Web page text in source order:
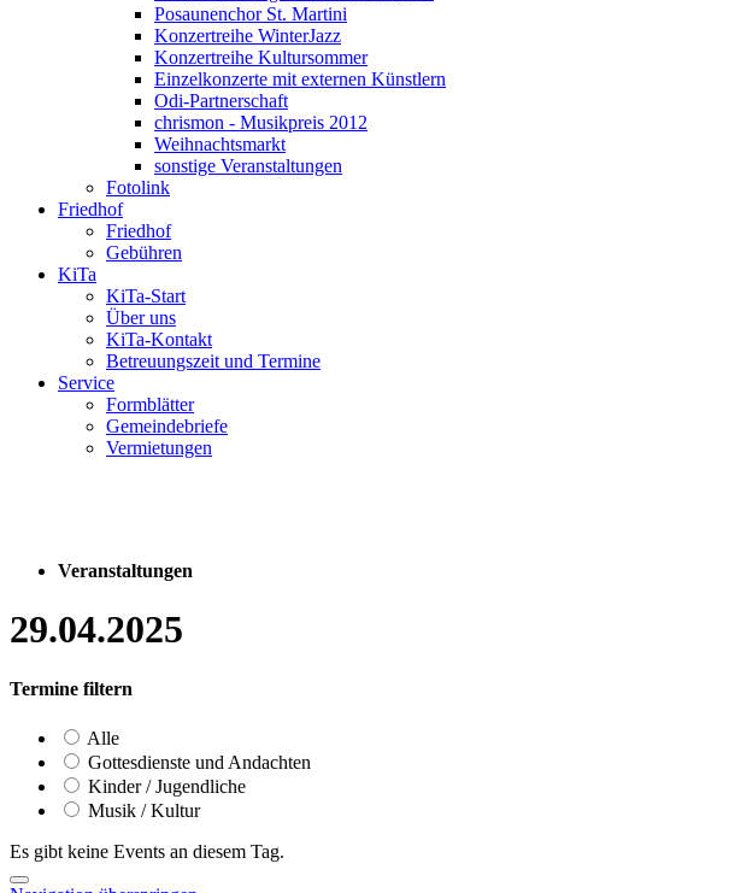
Posaunenchor St. Martini
Konzertreihe WinterJazz
Konzertreihe Kultursommer
Einzelkonzerte mit externen Künstlern
Odi-Partnerschaft
chrismon - Musikpreis 2012
Weihnachtsmarkt
sonstige Veranstaltungen
Fotolink
Friedhof
Friedhof
Gebühren
KiTa
KiTa-Start
Über uns
KiTa-Kontakt
Betreuungszeit und Termine
Service
Formblätter
Gemeindebriefe
Vermietungen
Veranstaltungen
29.04.2025
Termine filtern
Alle
Gottesdienste und Andachten
Kinder / Jugendliche
Musik / Kultur
Es gibt keine Events an diesem Tag.